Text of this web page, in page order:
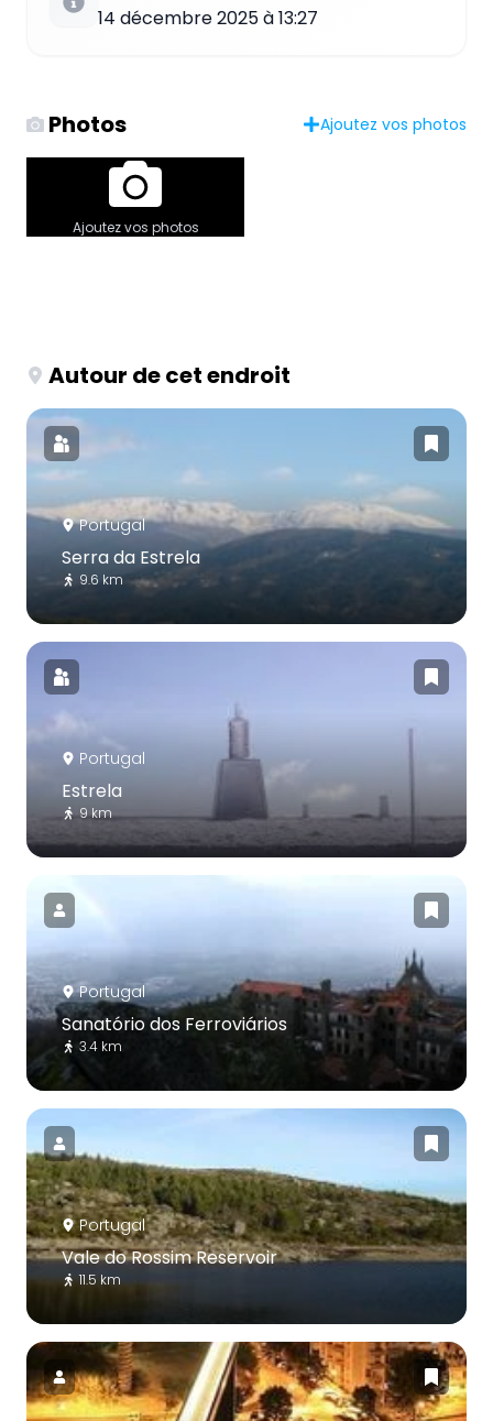
14 décembre 2025 à 13:27
Photos Ajoutez vos photos
Ajoutez vos photos
Autour de cet endroit
Portugal
Serra da Estrela
9.6 km
Portugal
Estrela
9 km
Portugal
Sanatório dos Ferroviários
3.4 km
Portugal
Vale do Rossim Reservoir
11.5 km